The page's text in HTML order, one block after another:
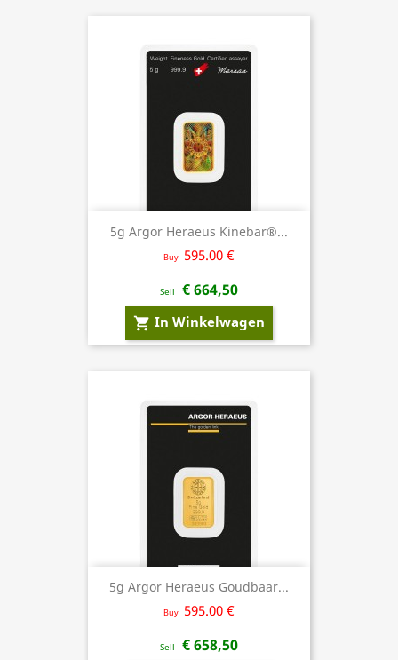
5g Argor Heraeus Kinebar®...
Buy 595.00 €
Sell € 664,50
shopping_cart In Winkelwagen
5g Argor Heraeus Goudbaar...
Buy 595.00 €
Sell € 658,50